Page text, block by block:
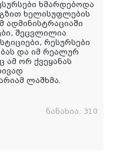
ხმარდებოდა
ხელისუფლების
ადმინისტრაციაში
შეცვლილია
რესურსები
და იმ რეალურ
ამ ორ ქვეყანას
ლაშხმა.
ნანახია: 310